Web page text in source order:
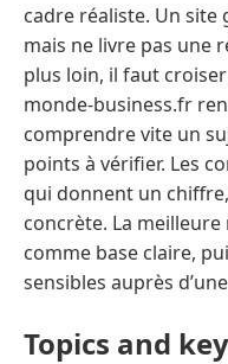
cadre réaliste. Un site
mais ne livre pas une
plus loin, il faut
monde-business.fr
comprendre vite un
points à vérifier. Les
qui donnent un
concrète. La meilleure
comme base claire,
sensibles auprès
Topics and